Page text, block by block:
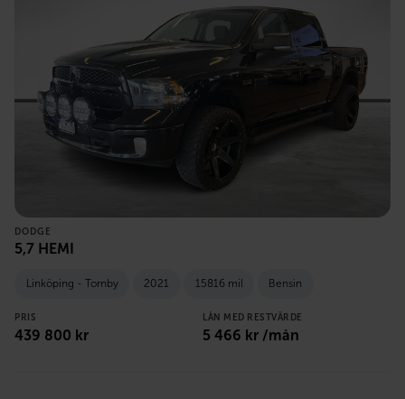
DODGE
5,7 HEMI
Linköping - Tornby 2021 15816 mil Bensin
PRIS
439 800 kr
LÅN MED RESTVÄRDE
5 466 kr /mån